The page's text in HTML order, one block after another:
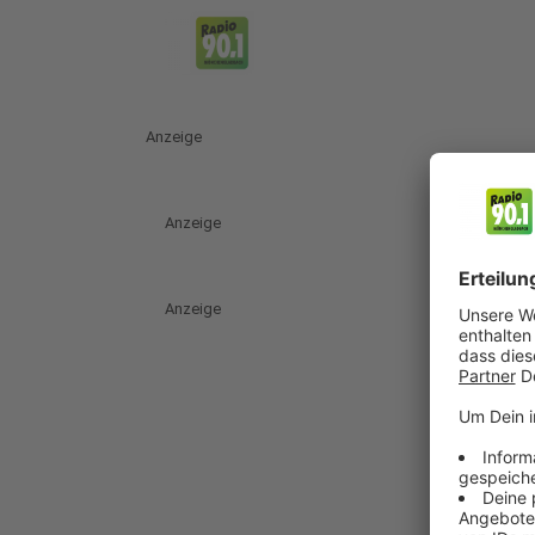
Anzeige
Anzeige
Anzeige